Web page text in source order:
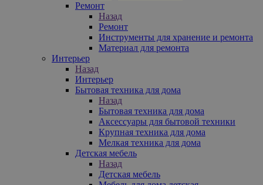
Ремонт
Назад
Ремонт
Инструменты для хранение и ремонта
Материал для ремонта
Интерьер
Назад
Интерьер
Бытовая техника для дома
Назад
Бытовая техника для дома
Аксессуары для бытовой техники
Крупная техника для дома
Мелкая техника для дома
Детская мебель
Назад
Детская мебель